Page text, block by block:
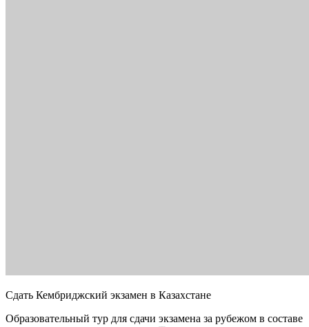
Сдать Кембриджский экзамен в Казахстане
Образовательный тур для сдачи экзамена за рубежом в составе